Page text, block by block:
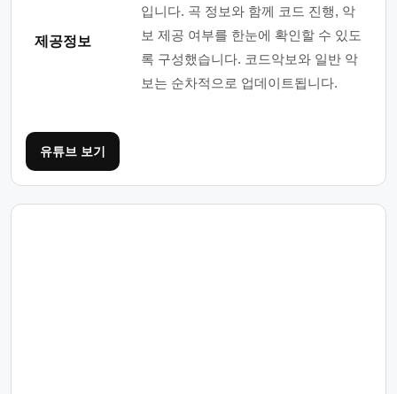
제공정보
입니다. 곡 정보와 함께 코드 진행, 악
보 제공 여부를 한눈에 확인할 수 있도
록 구성했습니다. 코드악보와 일반 악
보는 순차적으로 업데이트됩니다.
유튜브 보기